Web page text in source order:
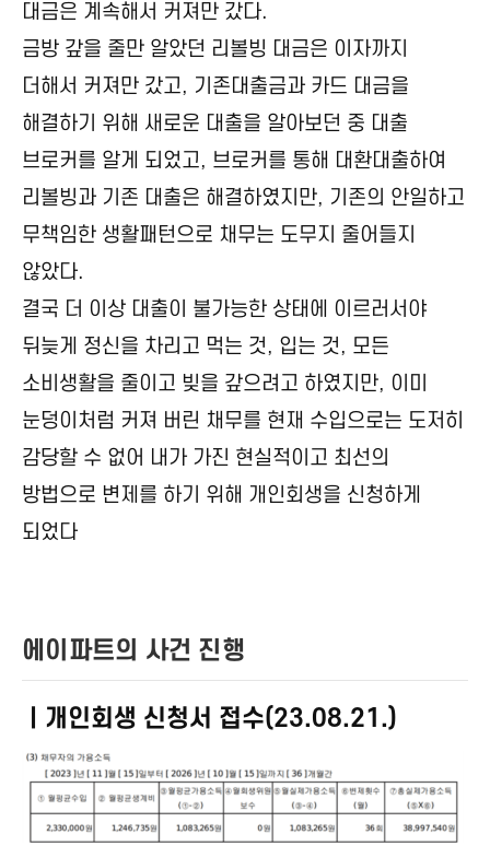
대금은 계속해서 커져만 갔다.
금방 갚을 줄만 알았던 리볼빙 대금은 이자까지
더해서 커져만 갔고, 기존대출금과 카드 대금을
해결하기 위해 새로운 대출을 알아보던 중 대출
브로커를 알게 되었고, 브로커를 통해 대환대출하여
리볼빙과 기존 대출은 해결하였지만, 기존의 안일하고
무책임한 생활패턴으로 채무는 도무지 줄어들지
않았다.
결국 더 이상 대출이 불가능한 상태에 이르러서야
뒤늦게 정신을 차리고 먹는 것, 입는 것, 모든
소비생활을 줄이고 빚을 갚으려고 하였지만, 이미
눈덩이처럼 커져 버린 채무를 현재 수입으로는 도저히
감당할 수 없어 내가 가진 현실적이고 최선의
방법으로 변제를 하기 위해 개인회생을 신청하게
되었다
에이파트의 사건 진행
ㅣ개인회생 신청서 접수(23.08.21.)